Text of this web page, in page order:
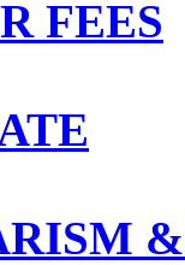
FEES